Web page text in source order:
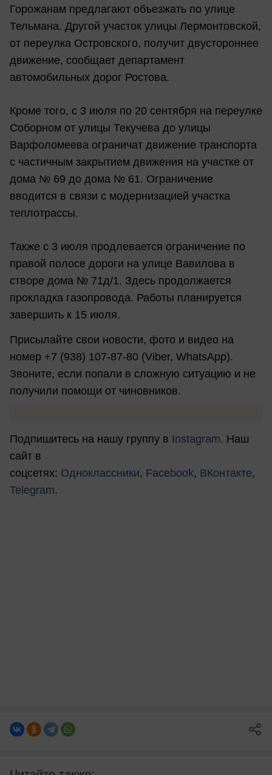
Горожанам предлагают объезжать по улице
Тельмана. Другой участок улицы Лермонтовской,
от переулка Островского, получит двустороннее
движение, сообщает департамент
автомобильных дорог Ростова.
Кроме того, с 3 июля по 20 сентября на переулке
Соборном от улицы Текучева до улицы
Варфоломеева ограничат движение транспорта
с частичным закрытием движения на участке от
дома № 69 до дома № 61. Ограничение
вводится в связи с модернизацией участка
теплотрассы.
Также с 3 июля продлевается ограничение по
правой полосе дороги на улице Вавилова в
створе дома № 71д/1. Здесь продолжается
прокладка газопровода. Работы планируется
завершить к 15 июля.
Присылайте свои новости, фото и видео на
номер +7 (938) 107-87-80 (Viber, WhatsApp).
Звоните, если попали в сложную ситуацию и не
получили помощи от чиновников.
Подпишитесь на нашу группу в Instagram. Наш
сайт в
соцсетях: Одноклассники, Facebook, ВКонтакте,
Telegram.